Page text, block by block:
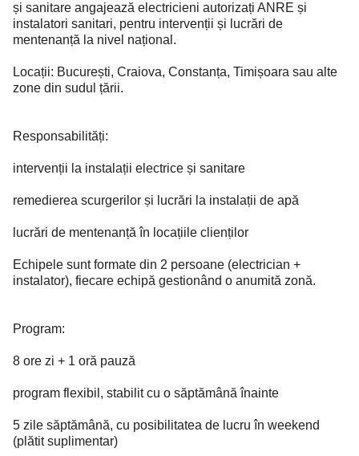
și sanitare angajează electricieni autorizați ANRE și
instalatori sanitari, pentru intervenții și lucrări de
mentenanță la nivel național.
Locații: București, Craiova, Constanța, Timișoara sau alte
zone din sudul țării.
Responsabilități:
intervenții la instalații electrice și sanitare
remedierea scurgerilor și lucrări la instalații de apă
lucrări de mentenanță în locațiile clienților
Echipele sunt formate din 2 persoane (electrician +
instalator), fiecare echipă gestionând o anumită zonă.
Program:
8 ore zi + 1 oră pauză
program flexibil, stabilit cu o săptămână înainte
5 zile săptămână, cu posibilitatea de lucru în weekend
(plătit suplimentar)